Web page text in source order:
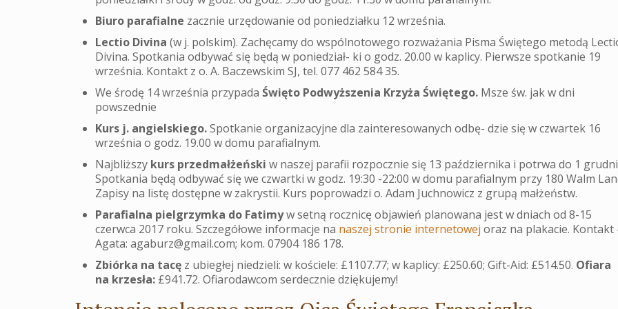
Biuro parafialne zacznie urzędowanie od poniedziałku 12 września.
Lectio Divina (w j. polskim). Zachęcamy do wspólnotowego rozważania Pisma Świętego metodą
Divina. Spotkania odbywać się będą w poniedział- ki o godz. 20.00 w kaplicy. Pierwsze spotkanie 19
września. Kontakt z o. A. Baczewskim SJ, tel. 077 462 584 35.
We środę 14 września przypadaŚwięto Podwyższenia Krzyża Świętego. Msze św. jak w dni
powszednie
Kurs j. angielskiego.Spotkanie organizacyjne dla zainteresowanych odbę- dzie się w czwartek 16
września o godz. 19.00 w domu parafialnym.
Najbliższy kurs przedmałżeński w naszej parafii rozpocznie się 13 października i potrwa do 1
Spotkania będą odbywać się we czwartki w godz. 19:30 -22:00 w domu parafialnym przy 180 Walm
Zapisy na listę dostępne w zakrystii. Kurs poprowadzi o. Adam Juchnowicz z grupą małżeństw.
Parafialna pielgrzymka do Fatimyw setną rocznicę objawień planowana jest w dniach od 8-15
czerwca 2017 roku. Szczegółowe informacje na naszej stronie internetowej oraz na plakacie. Kontakt
Agata: agaburz@gmail.com; kom. 07904 186 178.
Zbiórka na tacę z ubiegłej niedzieli: w kościele: £1107.77; w kaplicy: £250.60; Gift-Aid: £514.50. Ofiara
na krzesła: £941.72. Ofiarodawcom serdecznie dziękujemy!